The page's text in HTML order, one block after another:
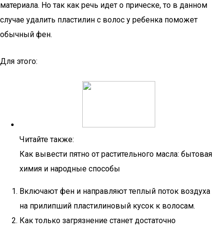
материала. Но так как речь идет о прическе, то в данном
случае удалить пластилин с волос у ребенка поможет
обычный фен.
Для этого:
Читайте также:
Как вывести пятно от растительного масла: бытовая
химия и народные способы
Включают фен и направляют теплый поток воздуха
на прилипший пластилиновый кусок к волосам.
Как только загрязнение станет достаточно